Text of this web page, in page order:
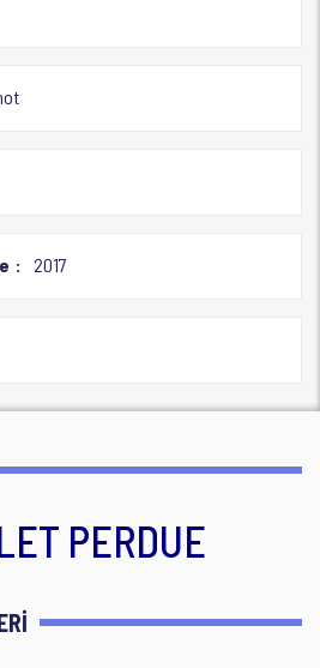
2017
PERDUE